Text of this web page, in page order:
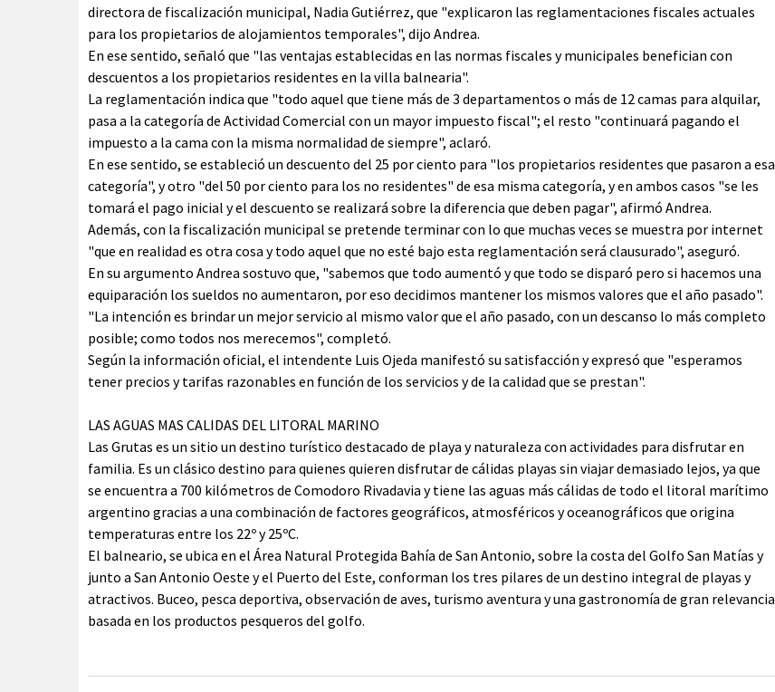
directora de fiscalización municipal, Nadia Gutiérrez, que "explicaron las reglamentaciones fiscales actuales
para los propietarios de alojamientos temporales", dijo Andrea.
En ese sentido, señaló que "las ventajas establecidas en las normas fiscales y municipales benefician con
descuentos a los propietarios residentes en la villa balnearia".
La reglamentación indica que "todo aquel que tiene más de 3 departamentos o más de 12 camas para alquilar,
pasa a la categoría de Actividad Comercial con un mayor impuesto fiscal"; el resto "continuará pagando el
impuesto a la cama con la misma normalidad de siempre", aclaró.
En ese sentido, se estableció un descuento del 25 por ciento para "los propietarios residentes que pasaron a esa
categoría", y otro "del 50 por ciento para los no residentes" de esa misma categoría, y en ambos casos "se les
tomará el pago inicial y el descuento se realizará sobre la diferencia que deben pagar", afirmó Andrea.
Además, con la fiscalización municipal se pretende terminar con lo que muchas veces se muestra por internet
"que en realidad es otra cosa y todo aquel que no esté bajo esta reglamentación será clausurado", aseguró.
En su argumento Andrea sostuvo que, "sabemos que todo aumentó y que todo se disparó pero si hacemos una
equiparación los sueldos no aumentaron, por eso decidimos mantener los mismos valores que el año pasado".
"La intención es brindar un mejor servicio al mismo valor que el año pasado, con un descanso lo más completo
posible; como todos nos merecemos", completó.
Según la información oficial, el intendente Luis Ojeda manifestó su satisfacción y expresó que "esperamos
tener precios y tarifas razonables en función de los servicios y de la calidad que se prestan".
LAS AGUAS MAS CALIDAS DEL LITORAL MARINO
Las Grutas es un sitio un destino turístico destacado de playa y naturaleza con actividades para disfrutar en
familia. Es un clásico destino para quienes quieren disfrutar de cálidas playas sin viajar demasiado lejos, ya que
se encuentra a 700 kilómetros de Comodoro Rivadavia y tiene las aguas más cálidas de todo el litoral marítimo
argentino gracias a una combinación de factores geográficos, atmosféricos y oceanográficos que origina
temperaturas entre los 22º y 25ºC.
El balneario, se ubica en el Área Natural Protegida Bahía de San Antonio, sobre la costa del Golfo San Matías y
junto a San Antonio Oeste y el Puerto del Este, conforman los tres pilares de un destino integral de playas y
atractivos. Buceo, pesca deportiva, observación de aves, turismo aventura y una gastronomía de gran relevancia
basada en los productos pesqueros del golfo.